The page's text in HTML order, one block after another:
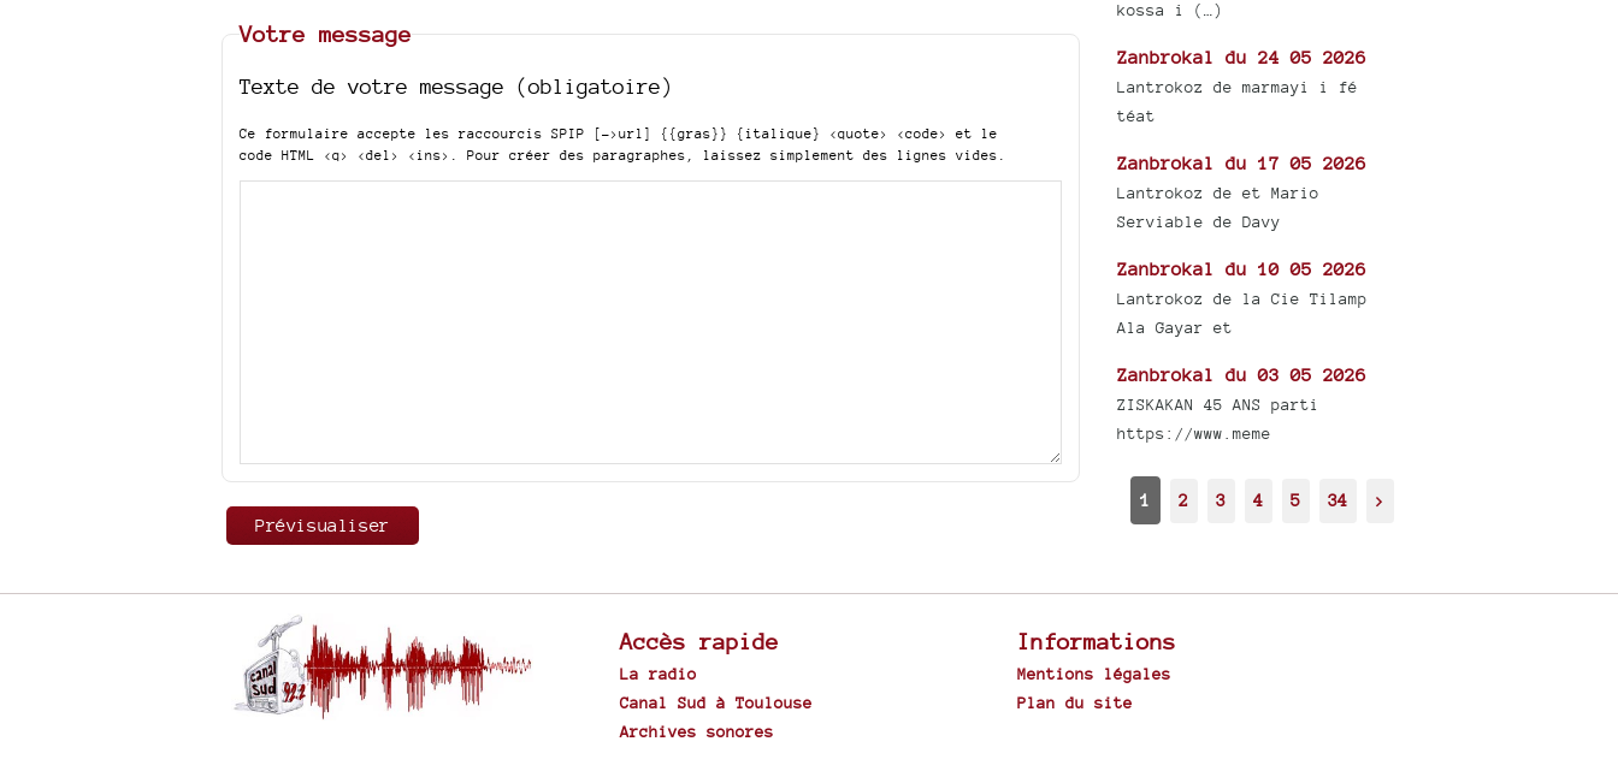
Votre message
Texte de votre message (obligatoire)
Ce formulaire accepte les raccourcis SPIP [->url] {{gras}} {italique} <quote> <code>
et le
code HTML <q> <del> <ins> . Pour créer des paragraphes, laissez simplement des lignes vides.
kossa i (…)
Zanbrokal du 24 05 2026
Lantrokoz de marmayi i fé
téat
Zanbrokal du 17 05 2026
Lantrokoz de et Mario
Serviable de Davy
Zanbrokal du 10 05 2026
Lantrokoz de la Cie Tilamp
Ala Gayar et
Zanbrokal du 03 05 2026
ZISKAKAN 45 ANS parti
https://www.meme
1 2 3 4 5 34 >
Accès rapide
La radio
Canal Sud à Toulouse
Archives sonores
Informations
Mentions légales
Plan du site